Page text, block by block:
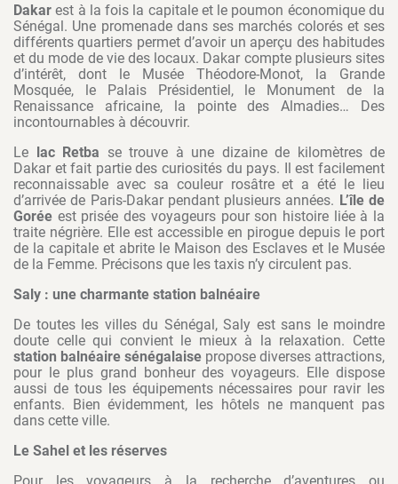
Dakar est à la fois la capitale et le poumon économique du
Sénégal. Une promenade dans ses marchés colorés et ses
différents quartiers permet d’avoir un aperçu des habitudes
et du mode de vie des locaux. Dakar compte plusieurs sites
d’intérêt, dont le Musée Théodore-Monot, la Grande
Mosquée, le Palais Présidentiel, le Monument de la
Renaissance africaine, la pointe des Almadies… Des
incontournables à découvrir.
Le lac Retba se trouve à une dizaine de kilomètres de
Dakar et fait partie des curiosités du pays. Il est facilement
reconnaissable avec sa couleur rosâtre et a été le lieu
d’arrivée de Paris-Dakar pendant plusieurs années. L’île de
Gorée est prisée des voyageurs pour son histoire liée à la
traite négrière. Elle est accessible en pirogue depuis le port
de la capitale et abrite le Maison des Esclaves et le Musée
de la Femme. Précisons que les taxis n’y circulent pas.
Saly : une charmante station balnéaire
De toutes les villes du Sénégal, Saly est sans le moindre
doute celle qui convient le mieux à la relaxation. Cette
station balnéaire sénégalaise propose diverses attractions,
pour le plus grand bonheur des voyageurs. Elle dispose
aussi de tous les équipements nécessaires pour ravir les
enfants. Bien évidemment, les hôtels ne manquent pas
dans cette ville.
Le Sahel et les réserves